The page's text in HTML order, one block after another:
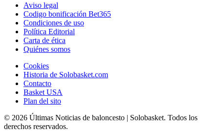
Aviso legal
Codigo bonificación Bet365
Condiciones de uso
Política Editorial
Carta de ética
Quiénes somos
Cookies
Historia de Solobasket.com
Contacto
Basket USA
Plan del sito
© 2026 Últimas Noticias de baloncesto | Solobasket. Todos los
derechos reservados.